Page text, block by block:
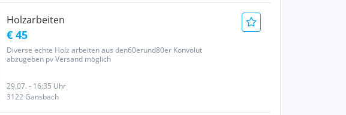
Holzarbeiten
€ 45
Diverse echte Holz arbeiten aus den60erund80er Konvolut
abzugeben pv Versand möglich
29.07. - 16:35 Uhr
3122 Gansbach